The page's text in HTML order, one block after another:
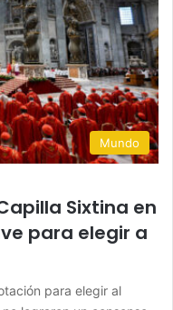
Mundo
Sixtina en
para elegir a
para elegir al